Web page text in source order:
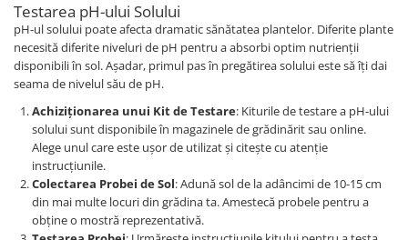
Testarea pH-ului Solului
pH-ul solului poate afecta dramatic sănătatea plantelor. Diferite plante
necesită diferite niveluri de pH pentru a absorbi optim nutrienții
disponibili în sol. Așadar, primul pas în pregătirea solului este să îți dai
seama de nivelul său de pH.
Achiziționarea unui Kit de Testare: Kiturile de testare a pH-ului
solului sunt disponibile în magazinele de grădinărit sau online.
Alege unul care este ușor de utilizat și citește cu atenție
instrucțiunile.
Colectarea Probei de Sol: Adună sol de la adâncimi de 10-15 cm
din mai multe locuri din grădina ta. Amestecă probele pentru a
obține o mostră reprezentativă.